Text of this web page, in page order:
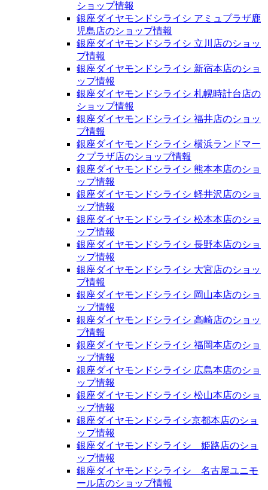
ショップ情報
銀座ダイヤモンドシライシ アミュプラザ鹿
児島店のショップ情報
銀座ダイヤモンドシライシ 立川店のショッ
プ情報
銀座ダイヤモンドシライシ 新宿本店のショ
ップ情報
銀座ダイヤモンドシライシ 札幌時計台店の
ショップ情報
銀座ダイヤモンドシライシ 福井店のショッ
プ情報
銀座ダイヤモンドシライシ 横浜ランドマー
クプラザ店のショップ情報
銀座ダイヤモンドシライシ 熊本本店のショ
ップ情報
銀座ダイヤモンドシライシ 軽井沢店のショ
ップ情報
銀座ダイヤモンドシライシ 松本本店のショ
ップ情報
銀座ダイヤモンドシライシ 長野本店のショ
ップ情報
銀座ダイヤモンドシライシ 大宮店のショッ
プ情報
銀座ダイヤモンドシライシ 岡山本店のショ
ップ情報
銀座ダイヤモンドシライシ 高崎店のショッ
プ情報
銀座ダイヤモンドシライシ 福岡本店のショ
ップ情報
銀座ダイヤモンドシライシ 広島本店のショ
ップ情報
銀座ダイヤモンドシライシ 松山本店のショ
ップ情報
銀座ダイヤモンドシライシ京都本店のショ
ップ情報
銀座ダイヤモンドシライシ 姫路店のショ
ップ情報
銀座ダイヤモンドシライシ 名古屋ユニモ
ール店のショップ情報